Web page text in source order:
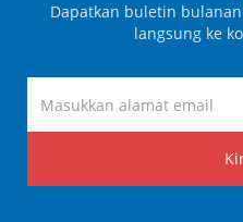
Dapatkan buletin
langsung ke